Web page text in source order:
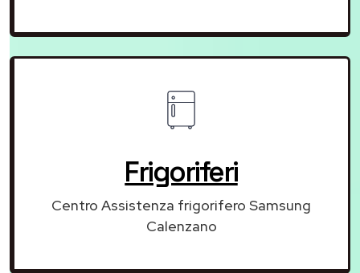
Frigoriferi
Centro Assistenza frigorifero Samsung
Calenzano